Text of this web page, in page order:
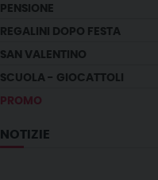
PENSIONE
REGALINI DOPO FESTA
SAN VALENTINO
SCUOLA - GIOCATTOLI
PROMO
NOTIZIE